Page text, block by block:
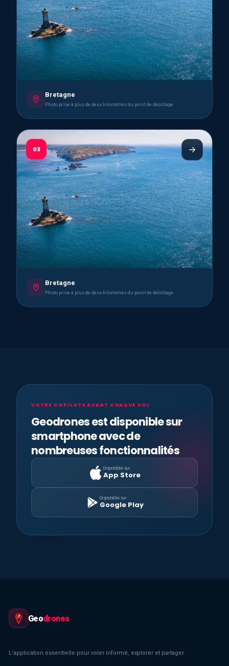
Bretagne
Photo prise à plus de deux kilomètres du point de décollage
03
Bretagne
Photo prise à plus de deux kilomètres du point de décollage
VOTRE COPILOTE AVANT CHAQUE VOL
Geodrones est disponible sur
smartphone avec de
nombreuses fonctionnalités
Disponible sur
App Store
Disponible sur
Google Play
Geodrones
L’application essentielle pour voler informé, explorer et partager.